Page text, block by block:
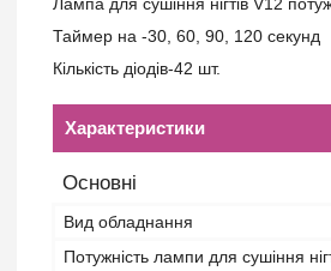
Таймер на -30, 60, 90, 120 секунд
Кількість діодів-42 шт.
Характеристики
Основні
Вид обладнання
Потужність лампи для сушіння